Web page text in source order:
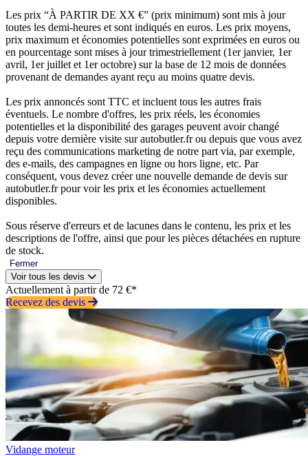
Les prix “À PARTIR DE XX €” (prix minimum) sont mis à jour
toutes les demi-heures et sont indiqués en euros. Les prix moyens,
prix maximum et économies potentielles sont exprimées en euros ou
en pourcentage sont mises à jour trimestriellement (1er janvier, 1er
avril, 1er juillet et 1er octobre) sur la base de 12 mois de données
provenant de demandes ayant reçu au moins quatre devis.
Les prix annoncés sont TTC et incluent tous les autres frais
éventuels. Le nombre d'offres, les prix réels, les économies
potentielles et la disponibilité des garages peuvent avoir changé
depuis votre dernière visite sur autobutler.fr ou depuis que vous avez
reçu des communications marketing de notre part via, par exemple,
des e-mails, des campagnes en ligne ou hors ligne, etc. Par
conséquent, vous devez créer une nouvelle demande de devis sur
autobutler.fr pour voir les prix et les économies actuellement
disponibles.
Sous réserve d'erreurs et de lacunes dans le contenu, les prix et les
descriptions de l'offre, ainsi que pour les pièces détachées en rupture
de stock.
Fermer
Voir tous les devis
Actuellement à partir de 72 €*
Recevez des devis
Vidange moteur